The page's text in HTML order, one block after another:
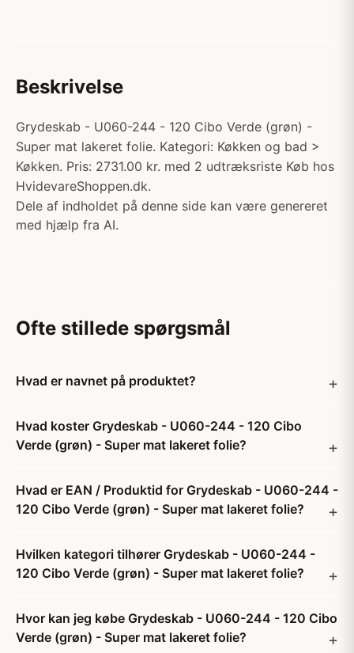
Beskrivelse
Grydeskab - U060-244 - 120 Cibo Verde (grøn) -
Super mat lakeret folie. Kategori: Køkken og bad >
Køkken. Pris: 2731.00 kr. med 2 udtræksriste Køb hos
HvidevareShoppen.dk.
Dele af indholdet på denne side kan være genereret
med hjælp fra AI.
Ofte stillede spørgsmål
Hvad er navnet på produktet?
Hvad koster Grydeskab - U060-244 - 120 Cibo
Verde (grøn) - Super mat lakeret folie?
Hvad er EAN / Produktid for Grydeskab - U060-244 -
120 Cibo Verde (grøn) - Super mat lakeret folie?
Hvilken kategori tilhører Grydeskab - U060-244 -
120 Cibo Verde (grøn) - Super mat lakeret folie?
Hvor kan jeg købe Grydeskab - U060-244 - 120 Cibo
Verde (grøn) - Super mat lakeret folie?